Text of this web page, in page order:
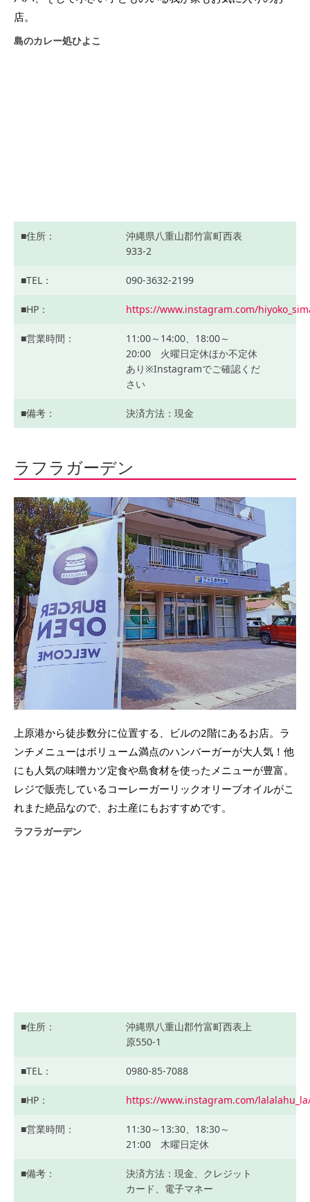
店。
島のカレー処ひよこ
住所
沖縄県八重山郡竹富町西表
933-2
TEL 090-3632-2199
HP https://www.instagram.com/
営業時間
11:00～14:00、18:00～
20:00 火曜日定休ほか不定休
あり※Instagramでご確認くだ
さい
備考 決済方法：現金
ラフラガーデン
上原港から徒歩数分に位置する、ビルの2階にあるお店。ラ
ンチメニューはボリューム満点のハンバーガーが大人気！他
にも人気の味噌カツ定食や島食材を使ったメニューが豊富。
レジで販売しているコーレーガーリックオリーブオイルがこ
れまた絶品なので、お土産にもおすすめです。
ラフラガーデン
住所
沖縄県八重山郡竹富町西表上
原550-1
TEL 0980-85-7088
HP https://www.instagram.com/
営業時間
11:30～13:30、18:30～
21:00 木曜日定休
備考
決済方法：現金、クレジット
カード、電子マネー